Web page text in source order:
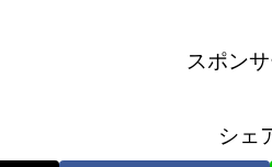
スポン
シェ